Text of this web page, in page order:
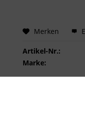
Merken
Artikel-Nr.:
Marke: